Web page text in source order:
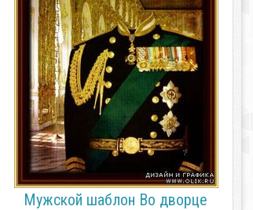
Мужской шаблон Во дворце